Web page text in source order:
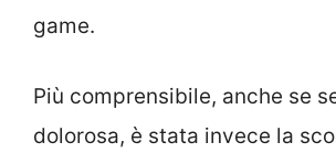
game.
Più comprensibile, anche se
dolorosa, è stata invece la